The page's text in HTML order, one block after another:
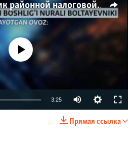
В Бухаре начальник районной налоговой порекомендовал подчиненному повеситься
currently available
3:25
Прямая ссылка